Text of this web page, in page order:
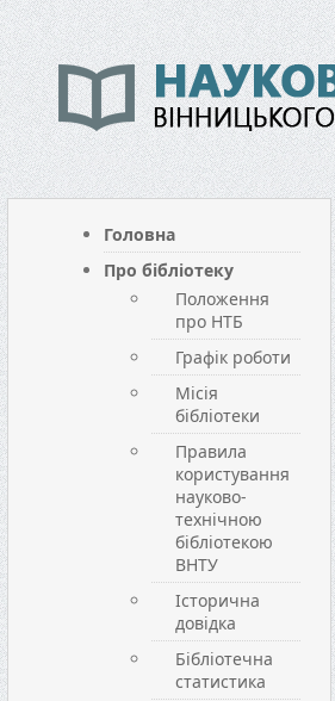
Головна
Про бібліотеку
Положення
про НТБ
Графік роботи
Місія
бібліотеки
Правила
користування
науково-
технічною
бібліотекою
ВНТУ
Історична
довідка
Бібліотечна
статистика